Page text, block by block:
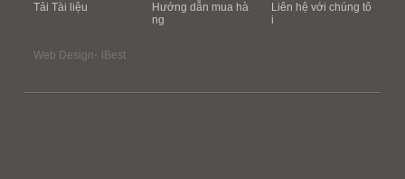
Tải Tài liệu
Hướng dẫn mua hà
ng
Liên hệ với chúng tô
i
Web Design‧ iBest